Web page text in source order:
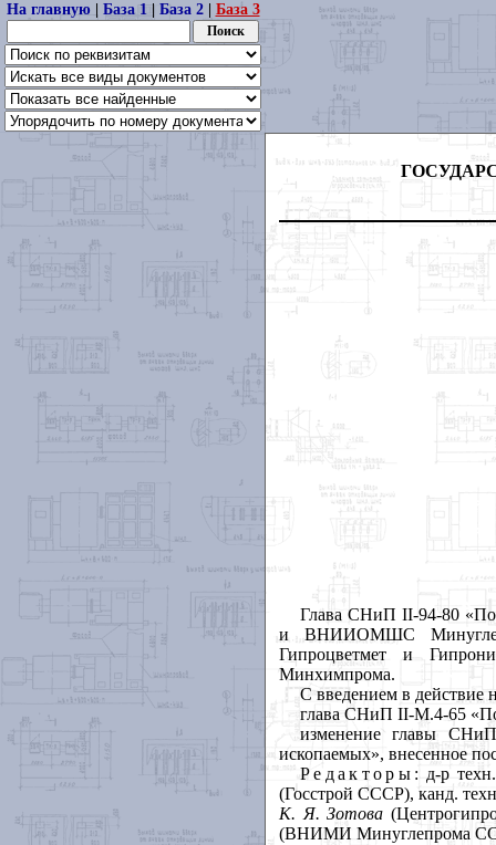
На главную| База 1| База 2| База 3
Глава СНиП II-94-80
и ВНИИОМШС
Гипроцветмет и
Минхимпрома.
С введением в действие
глава СНиП II-М.4-65
изменение главы
ископаемых», внесенное
Редакторы : д-р
(Госстрой СССР), канд.
К. Я. Зотова
(ВНИМИ Минуглепрома